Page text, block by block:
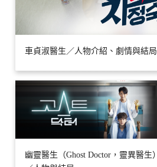
車貞淑醫生／人物介紹、劇情與結局
幽靈醫生（Ghost Doctor，靈異醫生）